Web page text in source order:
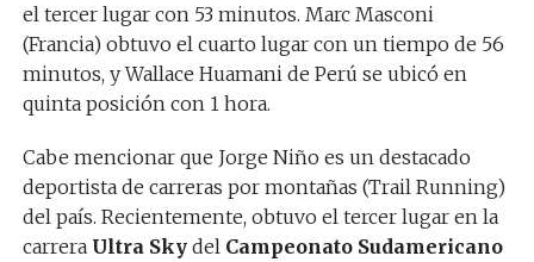
el tercer lugar con 53 minutos. Marc Masconi
(Francia) obtuvo el cuarto lugar con un tiempo de 56
minutos, y Wallace Huamani de Perú se ubicó en
quinta posición con 1 hora.
Cabe mencionar que Jorge Niño es un destacado
deportista de carreras por montañas (Trail Running)
del país. Recientemente, obtuvo el tercer lugar en la
carrera Ultra Sky del Campeonato Sudamericano